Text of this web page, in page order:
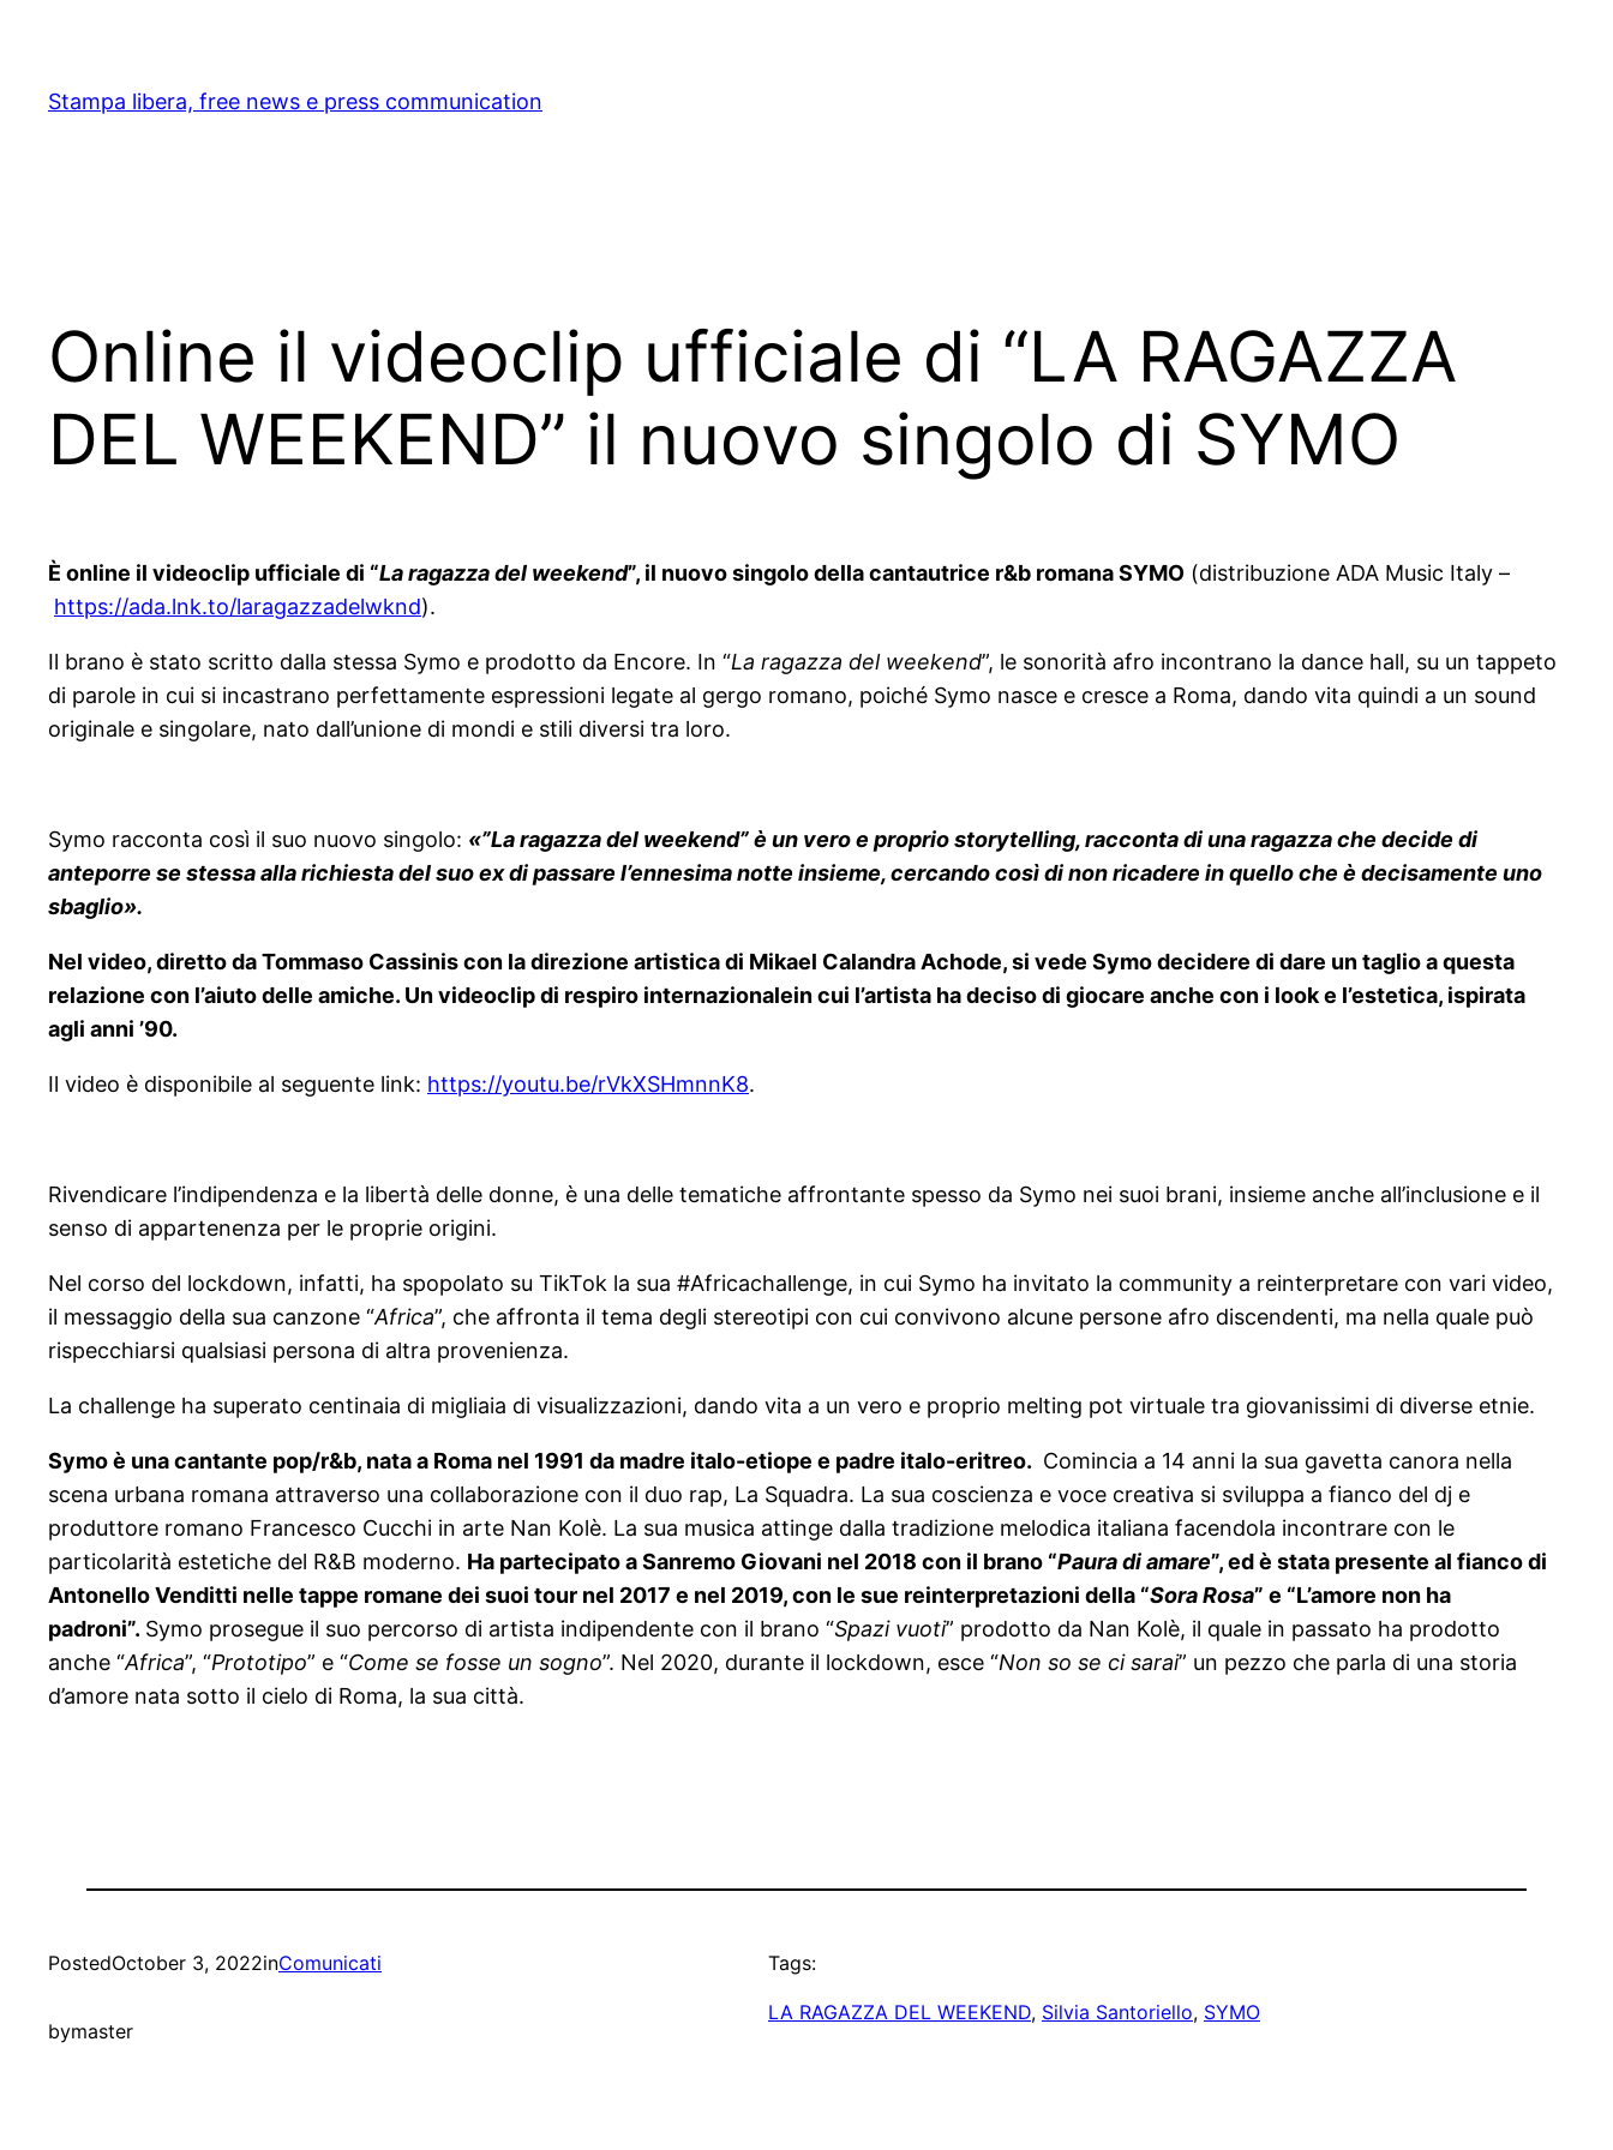
content
Stampa libera, free news e press communication
Online il videoclip ufficiale di “LA RAGAZZA
DEL WEEKEND” il nuovo singolo di SYMO
È online il videoclip ufficiale di “La ragazza del weekend”, il nuovo singolo della cantautrice r&b romana SYMO (distribuzione ADA Music Italy –
https://ada.lnk.to/laragazzadelwknd).
Il brano è stato scritto dalla stessa Symo e prodotto da Encore. In “La ragazza del weekend”, le sonorità afro incontrano la dance hall, su un tappeto
di parole in cui si incastrano perfettamente espressioni legate al gergo romano, poiché Symo nasce e cresce a Roma, dando vita quindi a un sound
originale e singolare, nato dall’unione di mondi e stili diversi tra loro.
Symo racconta così il suo nuovo singolo: «”La ragazza del weekend” è un vero e proprio storytelling, racconta di una ragazza che decide di
anteporre se stessa alla richiesta del suo ex di passare l’ennesima notte insieme, cercando così di non ricadere in quello che è decisamente uno
sbaglio».
Nel video, diretto da Tommaso Cassinis con la direzione artistica di Mikael Calandra Achode, si vede Symo decidere di dare un taglio a questa
relazione con l’aiuto delle amiche. Un videoclip di respiro internazionalein cui l’artista ha deciso di giocare anche con i look e l’estetica, ispirata
agli anni ’90.
Il video è disponibile al seguente link: https://youtu.be/rVkXSHmnnK8.
Rivendicare l’indipendenza e la libertà delle donne, è una delle tematiche affrontante spesso da Symo nei suoi brani, insieme anche all’inclusione e il
senso di appartenenza per le proprie origini.
Nel corso del lockdown, infatti, ha spopolato su TikTok la sua #Africachallenge, in cui Symo ha invitato la community a reinterpretare con vari video,
il messaggio della sua canzone “Africa”, che affronta il tema degli stereotipi con cui convivono alcune persone afro discendenti, ma nella quale può
rispecchiarsi qualsiasi persona di altra provenienza.
La challenge ha superato centinaia di migliaia di visualizzazioni, dando vita a un vero e proprio melting pot virtuale tra giovanissimi di diverse etnie.
Symo è una cantante pop/r&b, nata a Roma nel 1991 da madre italo-etiope e padre italo-eritreo. Comincia a 14 anni la sua gavetta canora nella
scena urbana romana attraverso una collaborazione con il duo rap, La Squadra. La sua coscienza e voce creativa si sviluppa a fianco del dj e
produttore romano Francesco Cucchi in arte Nan Kolè. La sua musica attinge dalla tradizione melodica italiana facendola incontrare con le
particolarità estetiche del R&B moderno. Ha partecipato a Sanremo Giovani nel 2018 con il brano “Paura di amare”, ed è stata presente al fianco di
Antonello Venditti nelle tappe romane dei suoi tour nel 2017 e nel 2019, con le sue reinterpretazioni della “Sora Rosa” e “L’amore non ha
padroni”. Symo prosegue il suo percorso di artista indipendente con il brano “Spazi vuoti” prodotto da Nan Kolè, il quale in passato ha prodotto
anche “Africa”, “Prototipo” e “Come se fosse un sogno”. Nel 2020, durante il lockdown, esce “Non so se ci sarai” un pezzo che parla di una storia
d’amore nata sotto il cielo di Roma, la sua città.
PostedOctober 3, 2022inComunicati
bymaster
Tags:
LA RAGAZZA DEL WEEKEND, Silvia Santoriello, SYMO